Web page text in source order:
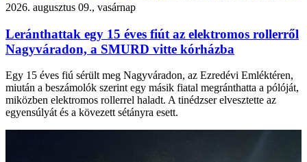
2026. augusztus 09., vasárnap
Leránthattak egy 15 éves fiút az elektromos rollerről
Nagyváradon, a SMURD vitte kórházba
Egy 15 éves fiú sérült meg Nagyváradon, az Ezredévi Emléktéren,
miután a beszámolók szerint egy másik fiatal megránthatta a pólóját,
miközben elektromos rollerrel haladt. A tinédzser elvesztette az
egyensúlyát és a kövezett sétányra esett.